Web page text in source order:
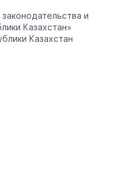
и
Казахстан»
Казахстан